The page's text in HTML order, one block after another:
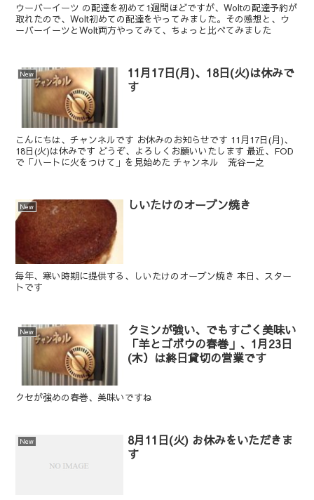
ウーバーイーツ の配達を初めて1週間ほどですが、Woltの配達予約が
取れたので、Wolt初めての配達をやってみました。その感想と、ウ
ーバーイーツとWolt両方やってみて、ちょっと比べてみました
New
11月17日(月)、18日(火)は休みで
す
こんにちは、チャンネルです お休みのお知らせです 11月17日(月)、
18日(火)は休みです どうぞ、よろしくお願いいたします 最近、FOD
で「ハートに火をつけて」を見始めた チャンネル 荒谷一之
New しいたけのオーブン焼き
毎年、寒い時期に提供する、しいたけのオーブン焼き 本日、スター
トです
New
クミンが強い、でもすごく美味い
「羊とゴボウの春巻」、1月23日
(木）は終日貸切の営業です
クセが強めの春巻、美味いですね
New
8月11日(火) お休みをいただきま
す